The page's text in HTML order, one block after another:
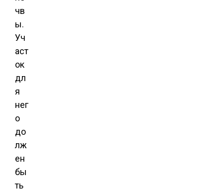
чв
ы.
Уч
аст
ок
дл
я
нег
о
до
лж
ен
бы
ть